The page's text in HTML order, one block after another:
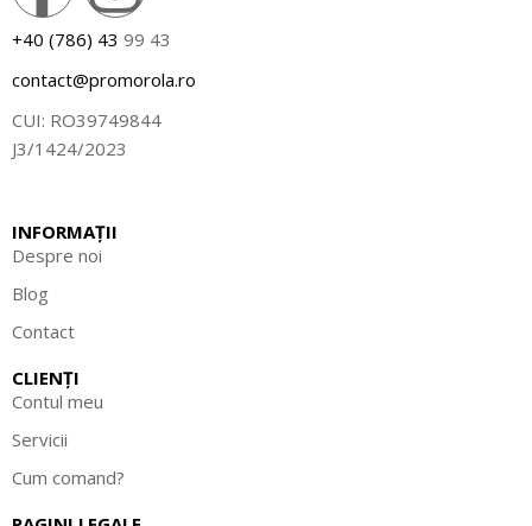
+40 (786) 43 99 43
contact@promorola.ro
CUI: RO39749844
J3/1424/2023
INFORMAȚII
Despre noi
Blog
Contact
CLIENȚI
Contul meu
Servicii
Cum comand?